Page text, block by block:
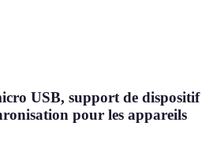
USB, support de dispositif
pour les appareils